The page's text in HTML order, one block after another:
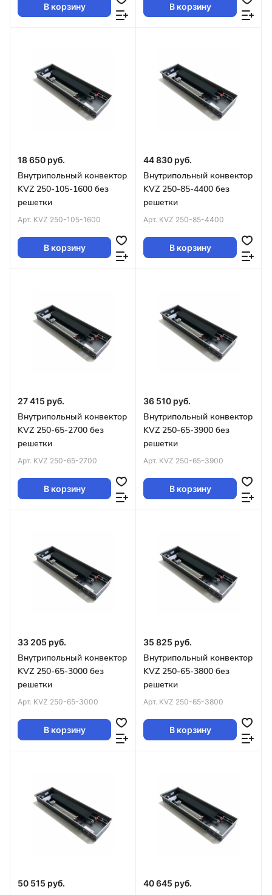
В корзину В корзину
18 650 руб.
Внутрипольный конвектор
KVZ 250-105-1600 без
решетки
Арт. KVZ 250-105-1600
В корзину
44 830 руб.
Внутрипольный конвектор
KVZ 250-85-4400 без
решетки
Арт. KVZ 250-85-4400
В корзину
27 415 руб.
Внутрипольный конвектор
KVZ 250-65-2700 без
решетки
Арт. KVZ 250-65-2700
В корзину
36 510 руб.
Внутрипольный конвектор
KVZ 250-65-3900 без
решетки
Арт. KVZ 250-65-3900
В корзину
33 205 руб.
Внутрипольный конвектор
KVZ 250-65-3000 без
решетки
Арт. KVZ 250-65-3000
В корзину
35 825 руб.
Внутрипольный конвектор
KVZ 250-65-3800 без
решетки
Арт. KVZ 250-65-3800
В корзину
50 515 руб. 40 645 руб.